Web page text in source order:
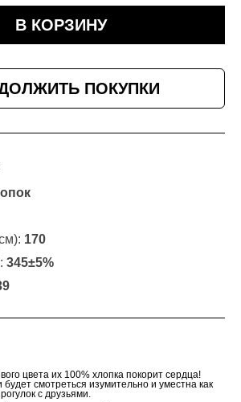
В КОРЗИНУ
ПОКУПКИ
170
: 345±5%
цвета их 100% хлопка покорит сердца!
смотреться изумительно и уместна как
с друзьями.